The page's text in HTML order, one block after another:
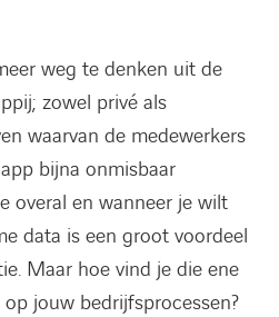
weg te denken uit de
zowel privé als
waarvan de medewerkers
bijna onmisbaar
overal en wanneer je wilt
data is een groot voordeel
Maar hoe vind je die ene
jouw bedrijfsprocessen?